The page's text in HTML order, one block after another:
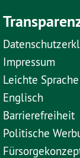
Impressum
Leichte Sprache
Englisch
Barrierefreiheit
Politische